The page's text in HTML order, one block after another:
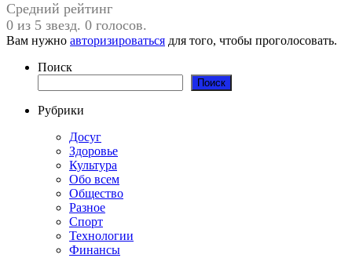
Средний рейтинг
0 из 5 звезд. 0 голосов.
Вам нужно авторизироваться для того, чтобы проголосовать.
Поиск
Поиск
Рубрики
Досуг
Здоровье
Культура
Обо всем
Общество
Разное
Спорт
Технологии
Финансы